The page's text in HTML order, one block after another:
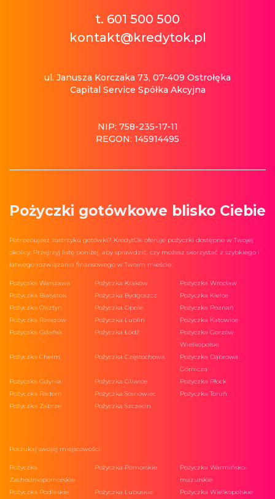
t. 601 500 500
kontakt@kredytok.pl
ul. Janusza Korczaka 73, 07-409 Ostrołęka
Capital Service Spółka Akcyjna
NIP: 758-235-17-11
REGON: 145914495
Pożyczki gotówkowe blisko Ciebie
Potrzebujesz zastrzyku gotówki? KredytOk oferuje pożyczki dostępne w Twojej
okolicy. Przejrzyj listę poniżej, aby sprawdzić, czy możesz skorzystać z szybkiego i
łatwego rozwiązania finansowego w Twoim mieście:
Pożyczka Warszawa Pożyczka Kraków
Pożyczka Wrocław
Pożyczka Białystok
Pożyczka Bydgoszcz
Pożyczka Kielce
Pożyczka Olsztyn
Pożyczka Opole
Pożyczka Poznań
Pożyczka Rzeszów
Pożyczka Lublin
Pożyczka Katowice
Pożyczka Gdańsk
Pożyczka Łódź
Pożyczka Gorzów
Wielkopolski
Pożyczka Chełm
Pożyczka Częstochowa
Pożyczka Dąbrowa
Górnicza
Pożyczka Gdynia
Pożyczka Gliwice
Pożyczka Płock
Pożyczka Radom
Pożyczka Sosnowiec
Pożyczka Toruń
Pożyczka Zabrze
Pożyczka Szczecin
Poszukaj swojej miejscowości:
Pożyczka
Zachodniopomorskie
Pożyczka Pomorskie
Pożyczka Warmińsko-
mazurskie
Pożyczka Podlaskie
Pożyczka Lubuskie
Pożyczka Wielkopolskie